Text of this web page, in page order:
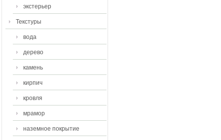
экстерьер
Текстуры
вода
дерево
камень
кирпич
кровля
мрамор
наземное покрытие